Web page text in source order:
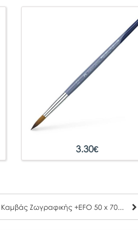
3.30€
Καμβάς Ζωγραφικής +EFO 50 x 70cm